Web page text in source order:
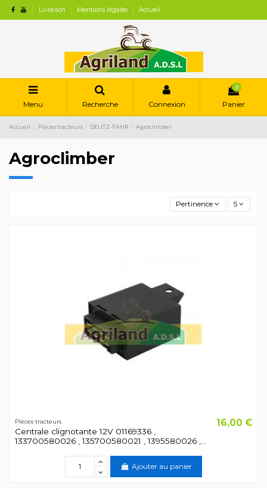
Livraison Mentions légales Accueil
Menu Recherche Connexion
0
Panier
Accueil Pièces tracteurs DEUTZ-FAHR Agroclimber
Agroclimber
Pertinence 5
Pièces tracteurs
Centrale clignotante 12V 01169336 ,
133700580026 , 135700580021 , 1395580026 ,...
16,00 €
Ajouter au panier